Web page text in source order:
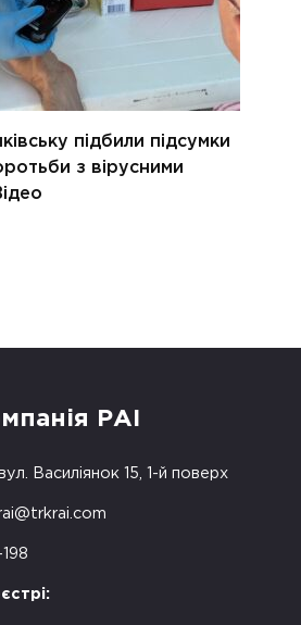
підбили підсумки
з вірусними
РАІ
Василіянок 15, 1-й поверх